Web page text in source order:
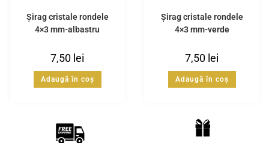
Șirag cristale rondele
4×3 mm-albastru
7,50 lei
Adaugă în coș
Șirag cristale rondele
4×3 mm-verde
7,50 lei
Adaugă în coș